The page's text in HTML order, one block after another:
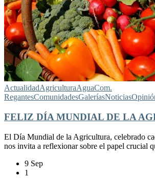
ActualidadAgriculturaAguaCom.
RegantesComunidadesGaleríasNoticias
FELIZ DÍA MUNDIAL DE LA
El Día Mundial de la Agricultura, celebrado
nos invita a reflexionar sobre el papel crucial
9 Sep
1